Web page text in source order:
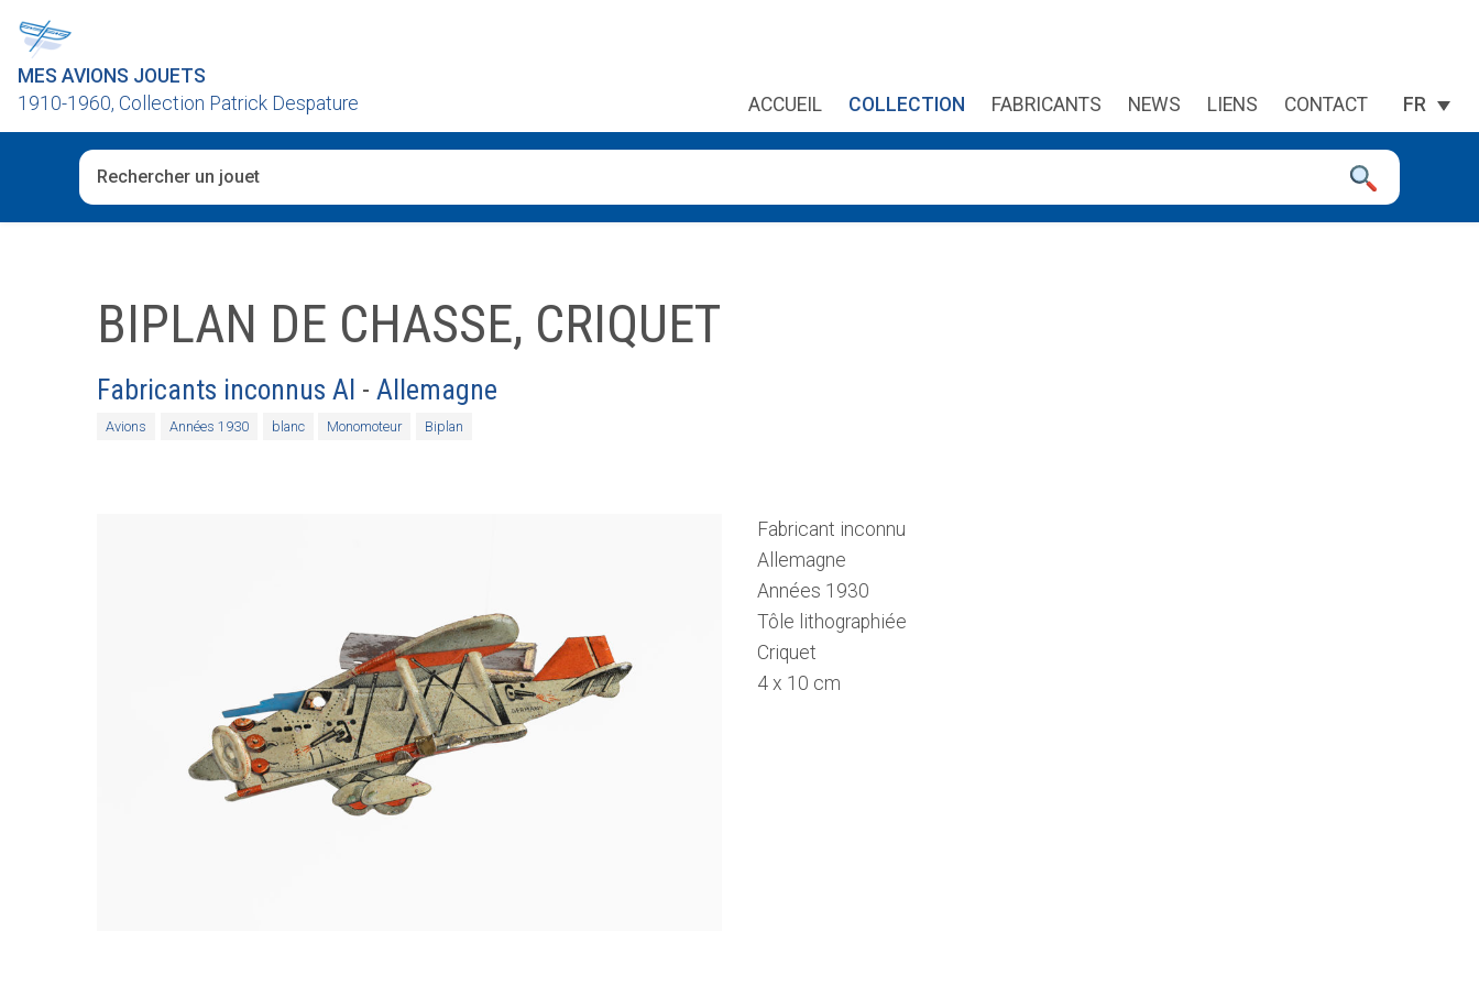
MES AVIONS JOUETS
1910-1960, Collection Patrick Despature
ACCUEIL COLLECTION FABRICANTS NEWS LIENS CONTACT FR
BIPLAN DE CHASSE, CRIQUET
Fabricants inconnus AI - Allemagne
Avions Années 1930 blanc Monomoteur Biplan
Fabricant inconnu
Allemagne
Années 1930
Tôle lithographiée
Criquet
4 x 10 cm